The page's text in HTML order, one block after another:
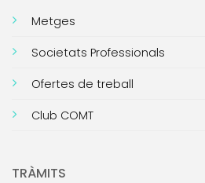
Metges
Societats Professionals
Ofertes de treball
Club COMT
TRÀMITS